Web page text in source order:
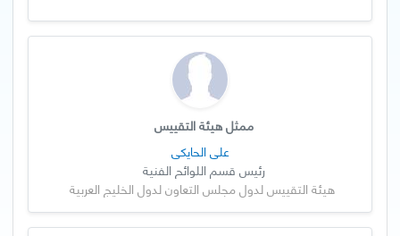
ممثل هيئة التقييس
علي الحايكي
رئيس قسم اللوائح الفنية
هيئة التقييس لدول مجلس التعاون لدول الخليج العربية